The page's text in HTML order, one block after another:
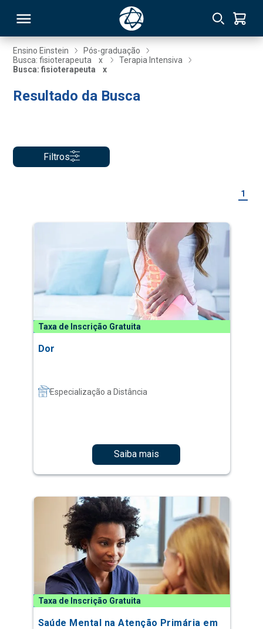
Ensino Einstein
Pós-graduação
Busca: fisioterapeuta
x
Terapia Intensiva
Busca: fisioterapeuta
x
Resultado da Busca
Filtros
1
Taxa de Inscrição Gratuita
Dor
Especialização a Distância
Saiba mais
Taxa de Inscrição Gratuita
Saúde Mental na Atenção Primária em